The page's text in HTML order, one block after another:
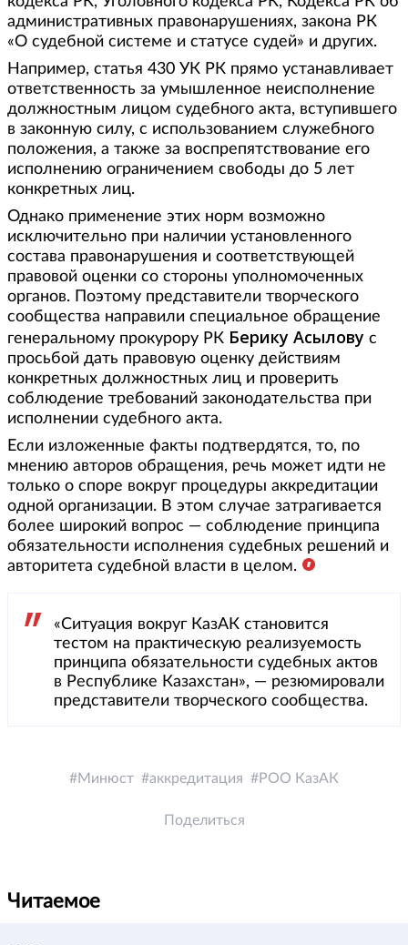
административных правонарушениях, закона РК
«О судебной системе и статусе судей» и других.
Например, статья 430 УК РК прямо устанавливает
ответственность за умышленное неисполнение
должностным лицом судебного акта, вступившего
в законную силу, с использованием служебного
положения, а также за воспрепятствование его
исполнению ограничением свободы до 5 лет
конкретных лиц.
Однако применение этих норм возможно
исключительно при наличии установленного
состава правонарушения и соответствующей
правовой оценки со стороны уполномоченных
органов. Поэтому представители творческого
сообщества направили специальное обращение
генеральному прокурору РК Берику Асылову с
просьбой дать правовую оценку действиям
конкретных должностных лиц и проверить
соблюдение требований законодательства при
исполнении судебного акта.
Если изложенные факты подтвердятся, то, по
мнению авторов обращения, речь может идти не
только о споре вокруг процедуры аккредитации
одной организации. В этом случае затрагивается
более широкий вопрос — соблюдение принципа
обязательности исполнения судебных решений и
авторитета судебной власти в целом.
«Ситуация вокруг КазАК становится
тестом на практическую реализуемость
принципа обязательности судебных актов
в Республике Казахстан», — резюмировали
представители творческого сообщества.
Минюст аккредитация РОО КазАК
Поделиться
Читаемое